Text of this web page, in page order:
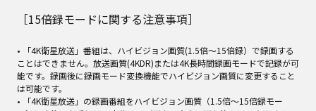
［15倍録モードに関する注意事項］
• 「4K衛星放送」番組は、ハイビジョン画質(1.5倍～15倍録）で録画する
ことはできません。放送画質(4KDR)または4K長時間録画モードで記録が可
能です。録画後に録画モード変換機能でハイビジョン画質に変更すること
は可能です。
• 「4K衛星放送」の録画番組をハイビジョン画質（1.5倍～15倍録モー